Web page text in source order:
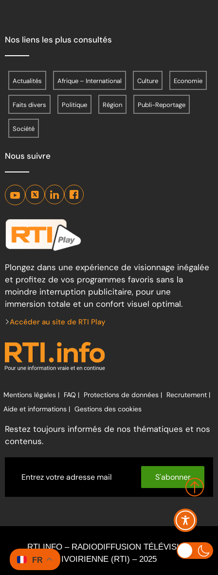
Nos liens les plus consultés
Actualités Afrique – International Culture Economie
Faits divers Politique Région Publi-Reportage
Société
Nous suivre
Plongez dans une expérience de visionnage inégalée
et profitez de vos programmes favoris sans la
moindre interruption publicitaire, pour une
immersion totale et un confort visuel optimal.
Accéder au site de RTI Play
Mentions légales | FAQ | Protections de données | Recrutement |
Aide et informations | Gestions des cookies
Restez toujours informés de nos thématiques et nos
contenus.
S'abonner
RTI INFO – RADIODIFFUSION TÉLÉVISION
IVOIRIENNE (RTI) – 2025
FR